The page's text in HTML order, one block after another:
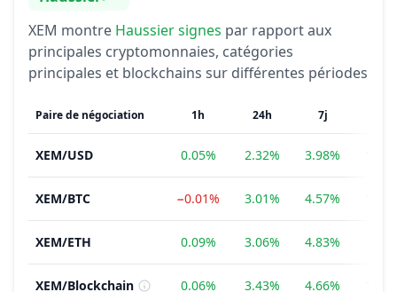
Sentiment
XEM montre Haussiersignes par rapport aux
principales cryptomonnaies, catégories
principales et blockchains sur différentes périodes
Paire de négociation 1h 24h 7j
XEM/USD 0.05% 2.32% 3.98%
XEM/BTC −0.01% 3.01% 4.57%
XEM/ETH 0.09% 3.06% 4.83%
XEM/Blockchain 0.06% 3.43% 4.66%